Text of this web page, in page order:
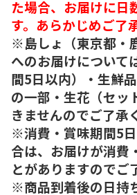
た場合、お届けに日
す。あらかじめご了
※島しょ（東京都・
へのお届けについて
間5日以内）・生鮮
の一部・生花（セッ
きませんのでご了承
※消費・賞味期間5
合は、お届けが消費
とがありますのでご
※商品到着後の日持